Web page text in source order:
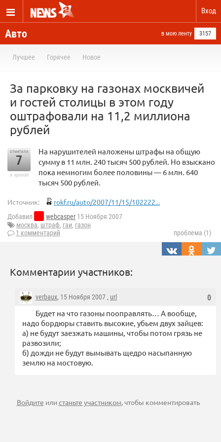
Вход
Авто в мою ленту 3157
Лучшее Горячее Новое
За парковку на газонах москвичей
и гостей столицы в этом году
оштрафовали на 11,2 миллиона
рублей
отметили
7
в архиве
На нарушителей наложены штрафы на общую
сумму в 11 млн. 240 тысяч 500 рублей. Но взыскано
пока немногим более половины — 6 млн. 640
тысяч 500 рублей.
Источник: rokf.ru/auto/2007/11/15/102222...
Добавил webcasper 15 Ноября 2007
москва, штраф, гаи, газон
1 комментарий
проблема (1)
Комментарии участников:
0
verbaux, 15 Ноября 2007 , url
Будет на что газоны пооправлять… А вообще,
надо бордюры ставить высокие, убьем двух зайцев:
а) не будут заезжать машины, чтобы потом грязь не
развозили;
б) дожди не будут вымывать щедро насыпанную
землю на мостовую.
Войдите илистаньте участником, чтобы комментировать